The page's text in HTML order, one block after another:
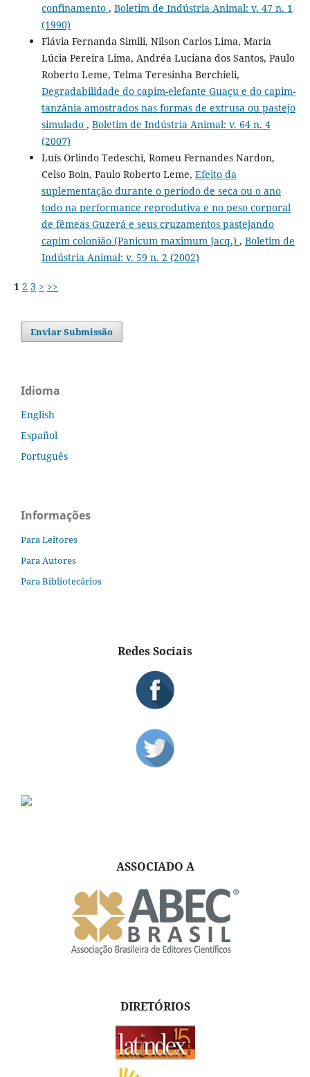
confinamento , Boletim de Indústria Animal: v. 47 n. 1
(1990)
Flávia Fernanda Simili, Nilson Carlos Lima, Maria
Lúcia Pereira Lima, Andréa Luciana dos Santos, Paulo
Roberto Leme, Telma Teresinha Berchieli,
Degradabilidade do capim-elefante Guaçu e do capim-
tanzânia amostrados nas formas de extrusa ou pastejo
simulado , Boletim de Indústria Animal: v. 64 n. 4
(2007)
Luís Orlindo Tedeschi, Romeu Fernandes Nardon,
Celso Boin, Paulo Roberto Leme, Efeito da
suplementação durante o período de seca ou o ano
todo na performance reprodutiva e no peso corporal
de fêmeas Guzerá e seus cruzamentos pastejando
capim colonião (Panicum maximum Jacq.) , Boletim de
Indústria Animal: v. 59 n. 2 (2002)
1 2 3 > >>
Enviar Submissão
Idioma
English
Español
Português
Informações
Para Leitores
Para Autores
Para Bibliotecários
Redes Sociais
ASSOCIADO A
DIRETÓRIOS